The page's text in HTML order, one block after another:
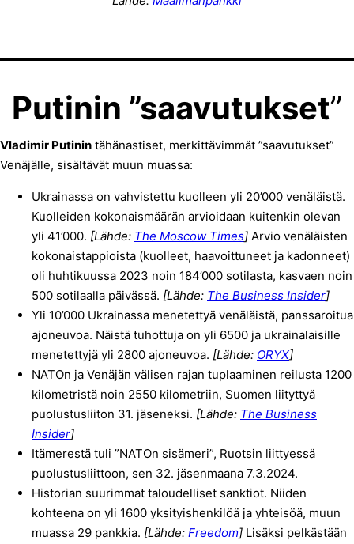
Putinin ”saavutukset”
Vladimir Putinin tähänastiset, merkittävimmät ”saavutukset”
Venäjälle, sisältävät muun muassa:
Ukrainassa on vahvistettu kuolleen yli 20’000 venäläistä.
Kuolleiden kokonaismäärän arvioidaan kuitenkin olevan
yli 41’000. [Lähde: The Moscow Times] Arvio venäläisten
kokonaistappioista (kuolleet, haavoittuneet ja kadonneet)
oli huhtikuussa 2023 noin 184’000 sotilasta, kasvaen noin
500 sotilaalla päivässä. [Lähde: The Business Insider]
Yli 10’000 Ukrainassa menetettyä venäläistä, panssaroitua
ajoneuvoa. Näistä tuhottuja on yli 6500 ja ukrainalaisille
menetettyjä yli 2800 ajoneuvoa. [Lähde: ORYX]
NATOn ja Venäjän välisen rajan tuplaaminen reilusta 1200
kilometristä noin 2550 kilometriin, Suomen liityttyä
puolustusliiton 31. jäseneksi. [Lähde: The Business
Insider]
Itämerestä tuli ”NATOn sisämeri”, Ruotsin liittyessä
puolustusliittoon, sen 32. jäsenmaana 7.3.2024.
Historian suurimmat taloudelliset sanktiot. Niiden
kohteena on yli 1600 yksityishenkilöä ja yhteisöä, muun
muassa 29 pankkia. [Lähde: Freedom] Lisäksi pelkästään